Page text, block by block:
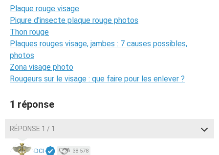
Plaque rouge visage
Piqure d'insecte plaque rouge photos
Thon rouge
Plaques rouges visage, jambes : 7 causes possibles,
photos
Zona visage photo
Rougeurs sur le visage : que faire pour les enlever ?
1 réponse
RÉPONSE 1 / 1
DCI 38 578